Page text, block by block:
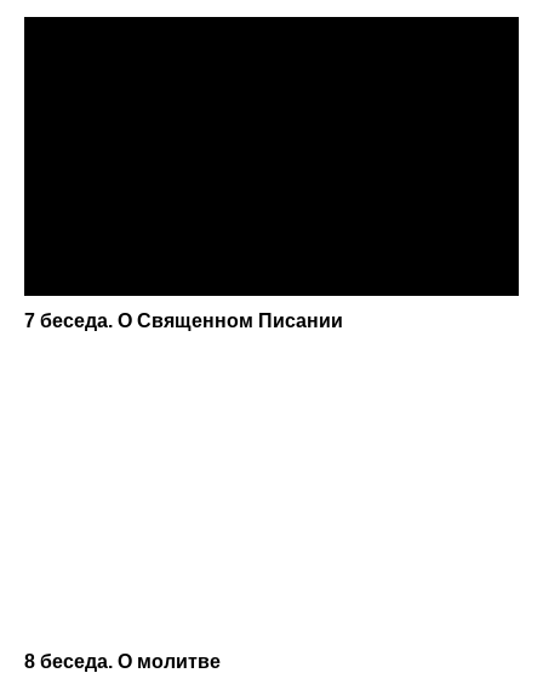
7 беседа. О Священном Писании
8 беседа. О молитве